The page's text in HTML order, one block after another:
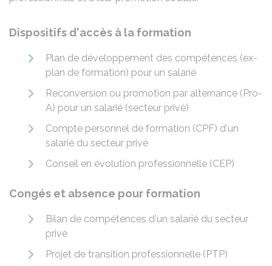
Dispositifs d'accès à la formation
Plan de développement des compétences (ex-
plan de formation) pour un salarié
Reconversion ou promotion par alternance (Pro-
A) pour un salarié (secteur privé)
Compte personnel de formation (CPF) d'un
salarié du secteur privé
Conseil en évolution professionnelle (CEP)
Congés et absence pour formation
Bilan de compétences d'un salarié du secteur
privé
Projet de transition professionnelle (PTP)